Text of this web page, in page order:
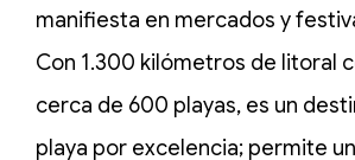
manifiesta en mercados y
Con 1.300 kilómetros de litoral
cerca de 600 playas, es un
playa por excelencia; permite